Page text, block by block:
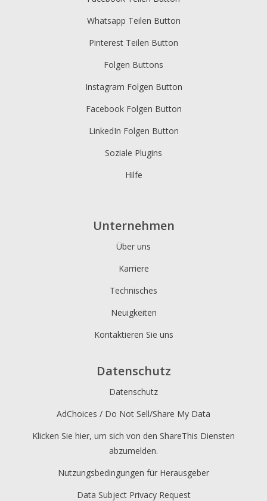
Whatsapp Teilen Button
Pinterest Teilen Button
Folgen Buttons
Instagram Folgen Button
Facebook Folgen Button
LinkedIn Folgen Button
Soziale Plugins
Hilfe
Unternehmen
Über uns
Karriere
Technisches
Neuigkeiten
Kontaktieren Sie uns
Datenschutz
Datenschutz
AdChoices / Do Not Sell/Share My Data
Klicken Sie hier, um sich von den ShareThis Diensten
abzumelden.
Nutzungsbedingungen für Herausgeber
Data Subject Privacy Request